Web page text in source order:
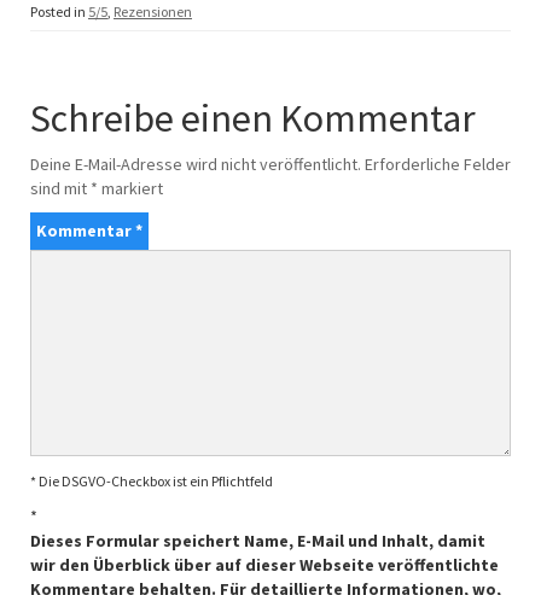
Posted in 5/5 Rezensionen
Schreibe einen Kommentar
Deine E-Mail-Adresse wird nicht veröffentlicht. Erforderliche Felder
sind mit * markiert
Kommentar*
* Die DSGVO-Checkbox ist ein Pflichtfeld
*
Dieses Formular speichert Name, E-Mail und Inhalt, damit
wir den Überblick über auf dieser Webseite veröffentlichte
Kommentare behalten. Für detaillierte Informationen, wo,